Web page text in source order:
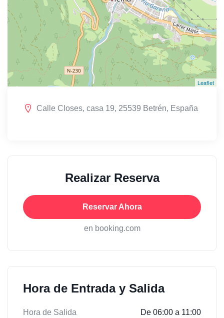
Leaflet
Calle Closes, casa 19, 25539 Betrén, España
Realizar Reserva
Reservar Ahora
en booking.com
Hora de Entrada y Salida
Hora de Salida De 06:00 a 11:00